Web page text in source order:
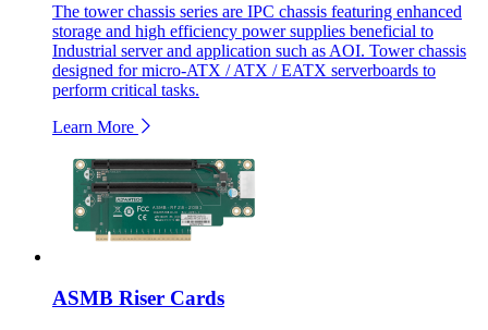
The tower chassis series are IPC chassis featuring enhanced
storage and high efficiency power supplies beneficial to
Industrial server and application such as AOI. Tower chassis
designed for micro-ATX / ATX / EATX serverboards to
perform critical tasks.
Learn More
ASMB Riser Cards